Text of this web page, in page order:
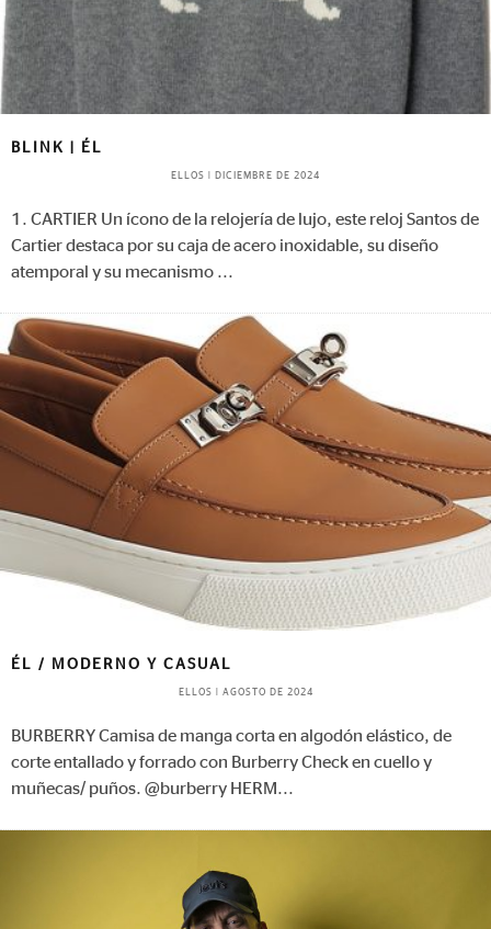
BLINK | ÉL
ELLOS DICIEMBRE DE 2024
1. CARTIER Un ícono de la relojería de lujo, este reloj Santos de
Cartier destaca por su caja de acero inoxidable, su diseño
atemporal y su mecanismo ...
ÉL / MODERNO Y CASUAL
ELLOS AGOSTO DE 2024
BURBERRY Camisa de manga corta en algodón elástico, de
corte entallado y forrado con Burberry Check en cuello y
muñecas/ puños. @burberry HERM...